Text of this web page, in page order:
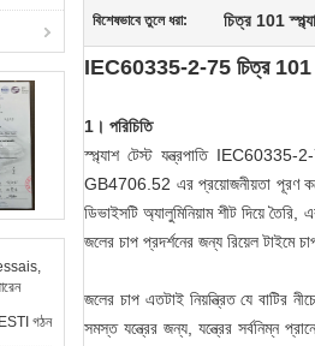
গঠন
বিশেষভাবে তুলে ধরা: চিত্র 101
IEC60335-2-75 চিত্র 101
1। পরিচিতি
স্প্ল্যাশ টেস্ট যন্ত্রপাতি
GB4706.52 এর প্রয়োজনীয়তা পূরণ
ডিভাইসটি অ্যালুমিনিয়াম শীট দিয়ে
জলের চাপ প্রদর্শনের জন্য রিয়েল টাইমে
জলের চাপ এতটাই নিয়ন্ত্রিত যে বাটির
সমস্ত যন্ত্রের জন্য, যন্ত্রের সর্বনিম্ন